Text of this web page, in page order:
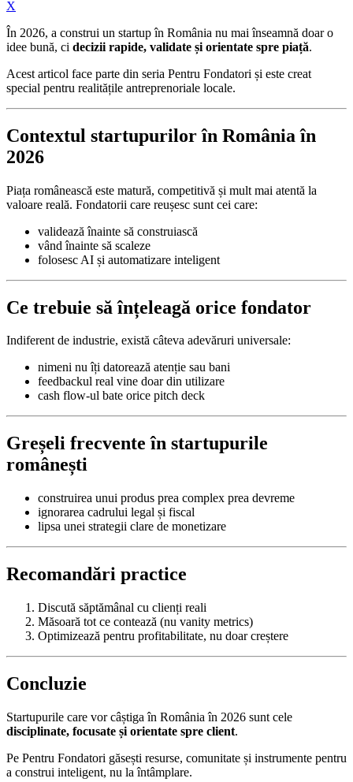
X
În 2026, a construi un startup în România nu mai înseamnă doar o
idee bună, ci decizii rapide, validate și orientate spre piață.
Acest articol face parte din seria Pentru Fondatori și este creat
special pentru realitățile antreprenoriale locale.
Contextul startupurilor în România în
2026
Piața românească este matură, competitivă și mult mai atentă la
valoare reală. Fondatorii care reușesc sunt cei care:
validează înainte să construiască
vând înainte să scaleze
folosesc AI și automatizare inteligent
Ce trebuie să înțeleagă orice fondator
Indiferent de industrie, există câteva adevăruri universale:
nimeni nu îți datorează atenție sau bani
feedbackul real vine doar din utilizare
cash flow-ul bate orice pitch deck
Greșeli frecvente în startupurile
românești
construirea unui produs prea complex prea devreme
ignorarea cadrului legal și fiscal
lipsa unei strategii clare de monetizare
Recomandări practice
Discută săptămânal cu clienți reali
Măsoară tot ce contează (nu vanity metrics)
Optimizează pentru profitabilitate, nu doar creștere
Concluzie
Startupurile care vor câștiga în România în 2026 sunt cele
disciplinate, focusate și orientate spre client.
Pe Pentru Fondatori găsești resurse, comunitate și instrumente pentru
a construi inteligent, nu la întâmplare.